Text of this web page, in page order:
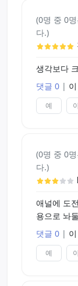
었습니다.
겠더라구
다는 생각
그리고 저
어요. 윤활
기도 전에
점점... 안
데, 좀 깊
보다도 아
니다.
귀엽다고
보관 중이
그 찔린 흉
(0명 중 0
다.)
생각보다
댓글 0 |
예
(0명 중 0
다.)
애널에 도
용으로 놔
댓글 0 |
예